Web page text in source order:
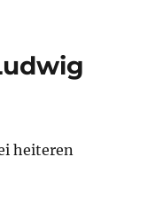
heiteren